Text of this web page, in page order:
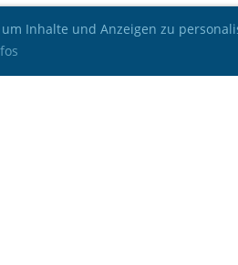
um Inhalte und Anzeigen zu